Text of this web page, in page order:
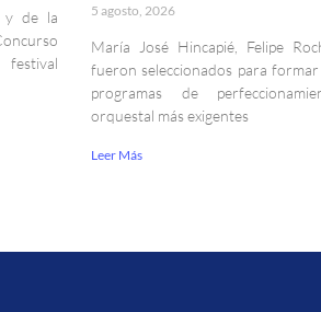
y de la
5 agosto, 2026
María José Hincapié, Felipe
fueron seleccionados para
programas de
orquestal más exigentes
Leer Más